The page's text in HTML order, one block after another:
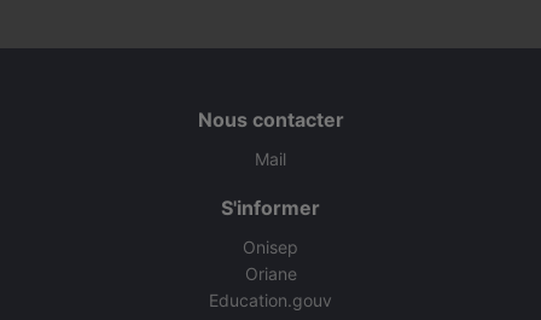
Nous contacter
Mail
S'informer
Onisep
Oriane
Education.gouv